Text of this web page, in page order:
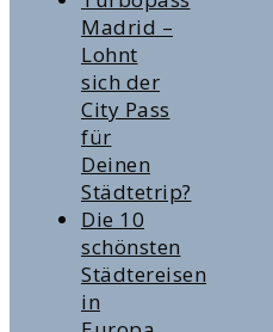
Madrid –
Lohnt
sich der
City Pass
für
Deinen
Städtetrip?
Die 10
schönsten
Städtereisen
in